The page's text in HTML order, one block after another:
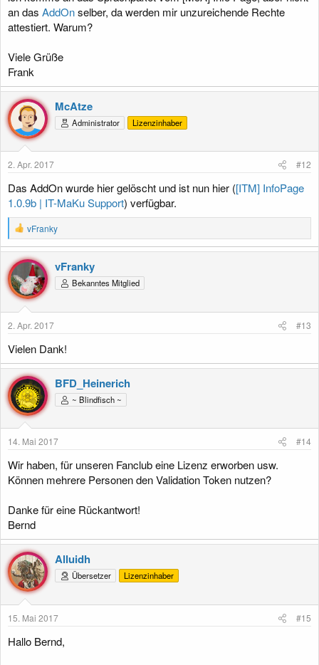
an das AddOnselber, da werden mir unzureichende Rechte
attestiert. Warum?
Viele Grüße
Frank
McAtze
Administrator Lizenzinhaber
2. Apr. 2017 #12
Das AddOn wurde hier gelöscht und ist nun hier ([ITM] InfoPage
1.0.9b | IT-MaKu Support) verfügbar.
R
e
a
k
i
o
n
n
vFranky
vFranky
Bekanntes Mitglied
2. Apr. 2017 #13
Vielen Dank!
BFD_Heinerich
~ Blindfisch ~
14. Mai 2017 #14
Wir haben, für unseren Fanclub eine Lizenz erworben usw.
Können mehrere Personen den Validation Token nutzen?
Danke für eine Rückantwort!
Bernd
Alluidh
Übersetzer Lizenzinhaber
15. Mai 2017 #15
Hallo Bernd,